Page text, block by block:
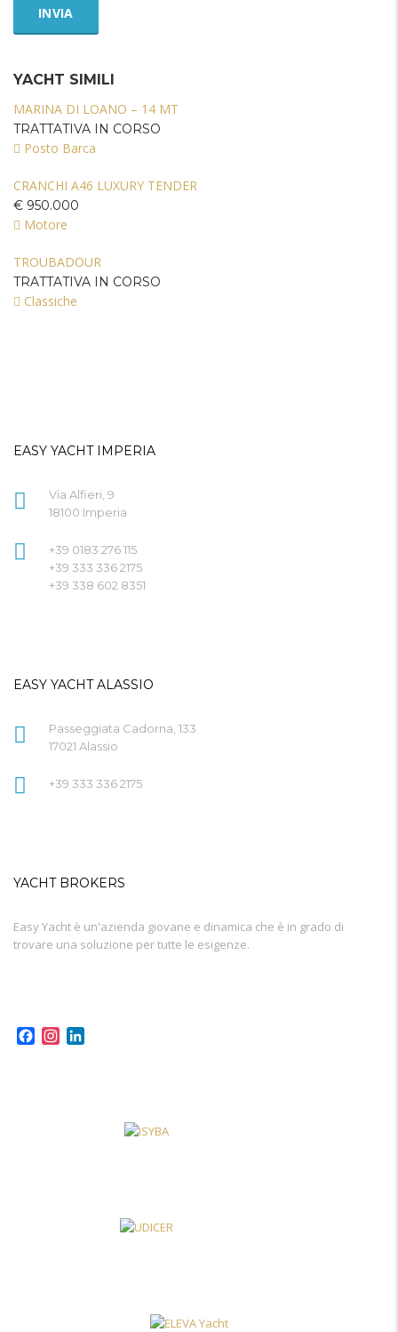
YACHT SIMILI
MARINA DI LOANO – 14 MT
TRATTATIVA IN CORSO
Posto Barca
CRANCHI A46 LUXURY TENDER
€ 950.000
Motore
TROUBADOUR
TRATTATIVA IN CORSO
Classiche
EASY YACHT IMPERIA
Via Alfieri, 9
18100 Imperia
+39 0183 276 115
+39 333 336 2175
+39 338 602 8351
EASY YACHT ALASSIO
Passeggiata Cadorna, 133
17021 Alassio
+39 333 336 2175
YACHT BROKERS
Easy Yacht è un'azienda giovane e dinamica che è in grado di
trovare una soluzione per tutte le esigenze.
FacebookInstagram